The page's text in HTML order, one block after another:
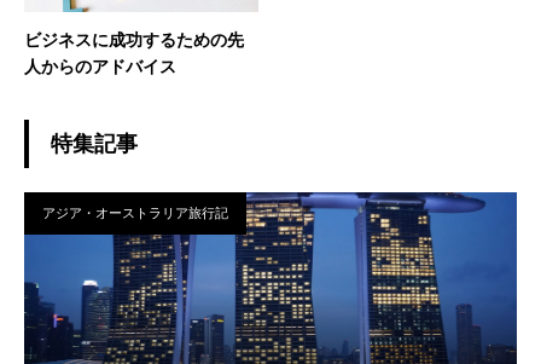
ビジネスに成功するための先
人からのアドバイス
特集記事
アジア・オーストラリア旅行記